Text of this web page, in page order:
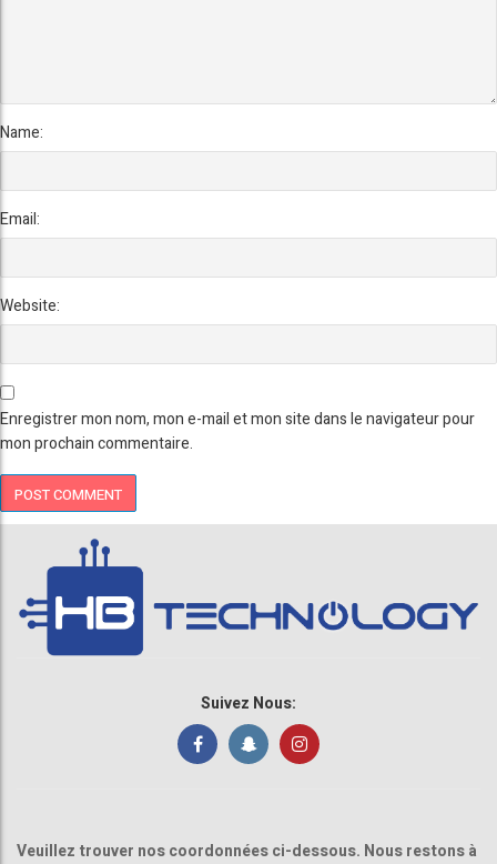
Name:
Email:
Website:
Enregistrer mon nom, mon e-mail et mon site dans le navigateur pour
mon prochain commentaire.
Suivez Nous:
Veuillez trouver nos coordonnées ci-dessous. Nous restons à